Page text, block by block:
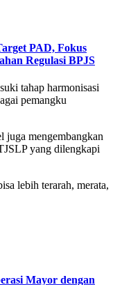
PAD, Fokus
Regulasi BPJS
tahap harmonisasi
pemangku
juga mengembangkan
yang dilengkapi
lebih terarah, merata,
Mayor dengan